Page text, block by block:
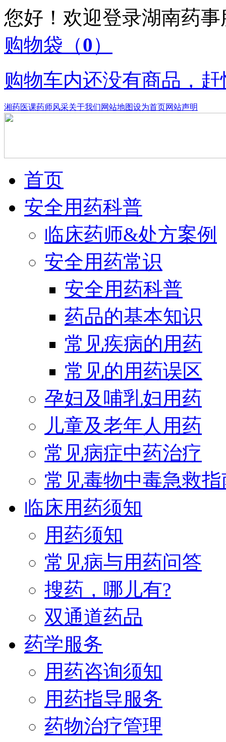
您好！欢迎登录湖南药
购物袋 （0）
购物车内还没有商品，
湘药医课药师风采关于我们网站地图设为首页网站声明
首页
安全用药科普
临床药师&处方案例
安全用药常识
安全用药科普
药品的基本知识
常见疾病的用药
常见的用药误区
孕妇及哺乳妇用药
儿童及老年人用药
常见病症中药治疗
常见毒物中毒急救指
临床用药须知
用药须知
常见病与用药问答
搜药，哪儿有?
双通道药品
药学服务
用药咨询须知
用药指导服务
药物治疗管理